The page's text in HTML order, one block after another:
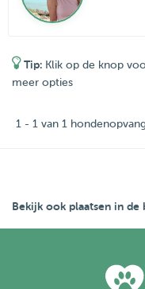
Tip: Klik op de knop
meer opties
1 - 1 van 1
Bekijk ook plaatsen in de